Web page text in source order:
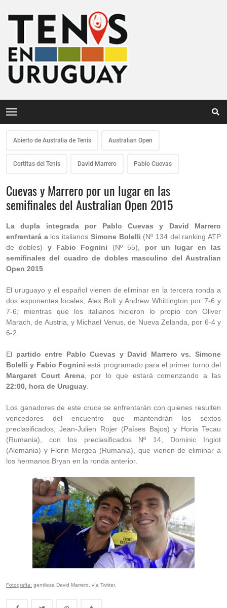
Abierto de Australia de Tenis Australian Open
Cortitas del Tenis David Marrero Pablo Cuevas
Cuevas y Marrero por un lugar en las
semifinales del Australian Open 2015
La dupla integrada por Pablo Cuevas y David Marrero
enfrentará alos italianos Simone Bolelli (Nº 134 del ranking ATP
de dobles) y Fabio Fognini (Nº 55), por un lugar en las
semifinales del cuadro de dobles masculino del Australian
Open 2015
El uruguayo y el español vienen de eliminar en la tercera ronda a
dos exponentes locales, Alex Bolt y Andrew Whittington por 7-6 y
7-6; mientras que los italianos hicieron lo propio con Oliver
Marach, de Austria, y Michael Venus, de Nueva Zelanda, por 6-4 y
6-2.
El partido entre Pablo Cuevas y David Marrero vs. Simone
Bolelli y Fabio Fognini está programado para el primer turno del
Margaret Court Arena, por lo que estará comenzando a las
22:00, hora de Uruguay
Los ganadores de este cruce se enfrentarán con quienes resulten
vencedores del encuentro que mantendrán los sextos
preclasificados, Jean-Julien Rojer (Países Bajos) y Horia Tecau
(Rumania), con los preclasificados Nº 14, Dominic Inglot
(Alemania) y Florin Mergea (Rumania), que vienen de eliminar a
los hermanos Bryan en la ronda anterior.
Fotografía: gentileza David Marrero, vía Twitter.